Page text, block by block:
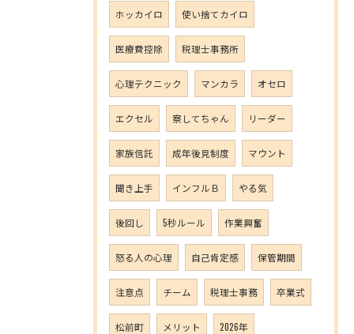
ホッカイロ 使い捨てカイロ
医療費控除 税理士事務所
心理テクニック マンカラ オセロ
エクセル 察してちゃん リーダー
家族信託 成年後見制度 マウント
聞き上手 インフルＢ やる気
後回し 5秒ルール 作業興奮
怒る人の心理 自己肯定感 保管期間
注意点 チーム 税理士事務 卒業式
松前町 メリット 2026年